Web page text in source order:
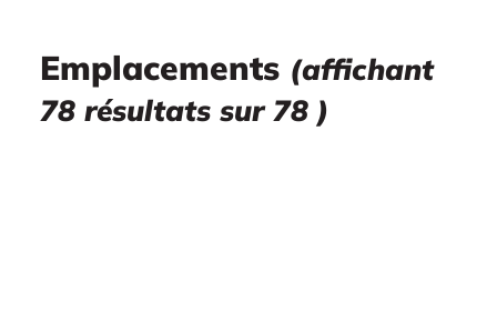
Emplacements (affichant
78 résultats sur 78 )